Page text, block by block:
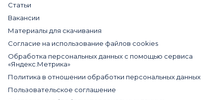
Статьи
Вакансии
Материалы для скачивания
Cогласие на использование файлов cookies
Обработка персональных данных с помощью сервиса
«Яндекс.Метрика»
Политика в отношении обработки персональных данных
Пользовательское соглашение